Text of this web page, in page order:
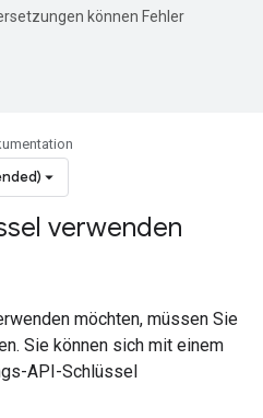
können Fehler
verwenden
möchten, müssen Sie
Sie können sich mit einem
API-Schlüssel